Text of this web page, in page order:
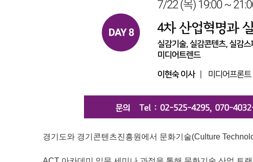
경기도와 경기콘텐츠진흥원에서 문화기술(Culture